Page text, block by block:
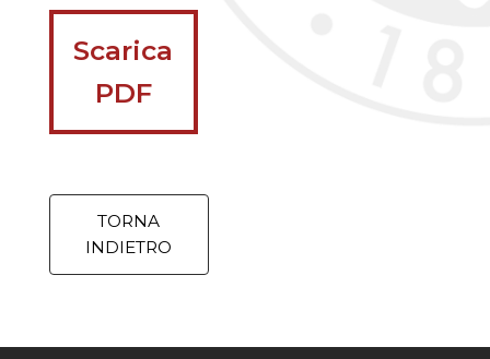
Scarica
PDF
TORNA
INDIETRO